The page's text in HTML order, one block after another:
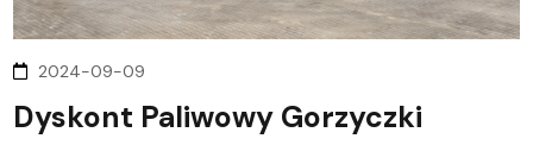
2024-09-09
Dyskont Paliwowy Gorzyczki